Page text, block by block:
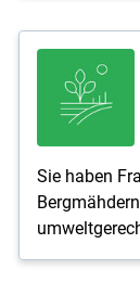
Sie haben